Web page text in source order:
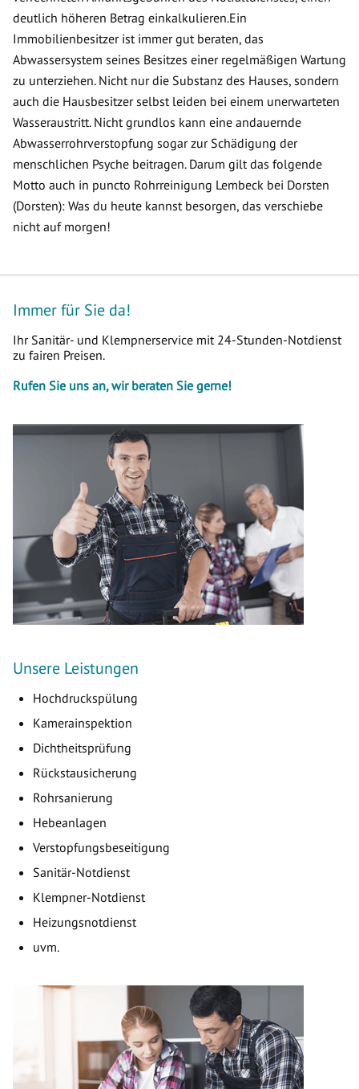
deutlich höheren Betrag einkalkulieren.Ein
Immobilienbesitzer ist immer gut beraten, das
Abwassersystem seines Besitzes einer regelmäßigen Wartung
zu unterziehen. Nicht nur die Substanz des Hauses, sondern
auch die Hausbesitzer selbst leiden bei einem unerwarteten
Wasseraustritt. Nicht grundlos kann eine andauernde
Abwasserrohrverstopfung sogar zur Schädigung der
menschlichen Psyche beitragen. Darum gilt das folgende
Motto auch in puncto Rohrreinigung Lembeck bei Dorsten
(Dorsten): Was du heute kannst besorgen, das verschiebe
nicht auf morgen!
Immer für Sie da!
Ihr Sanitär- und Klempnerservice mit 24-Stunden-Notdienst
zu fairen Preisen.
Rufen Sie uns an, wir beraten Sie gerne!
Unsere Leistungen
Hochdruckspülung
Kamerainspektion
Dichtheitsprüfung
Rückstausicherung
Rohrsanierung
Hebeanlagen
Verstopfungsbeseitigung
Sanitär-Notdienst
Klempner-Notdienst
Heizungsnotdienst
uvm.